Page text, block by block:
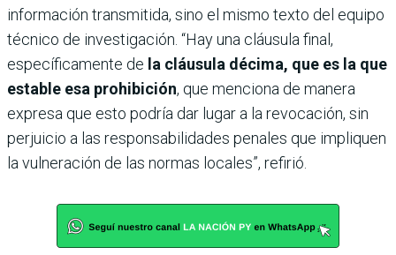
información transmitida, sino el mismo texto del equipo
técnico de investigación. “Hay una cláusula final,
específicamente de la cláusula décima, que es la que
estable esa prohibición, que menciona de manera
expresa que esto podría dar lugar a la revocación, sin
perjuicio a las responsabilidades penales que impliquen
la vulneración de las normas locales”, refirió.